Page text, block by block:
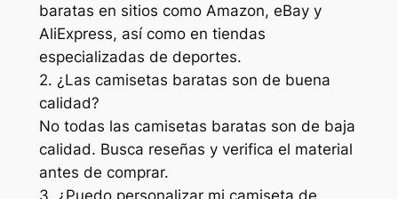
baratas en sitios como Amazon, eBay y
AliExpress, así como en tiendas
especializadas de deportes.
2. ¿Las camisetas baratas son de buena
calidad?
No todas las camisetas baratas son de baja
calidad. Busca reseñas y verifica el material
antes de comprar.
3. ¿Puedo personalizar mi camiseta de